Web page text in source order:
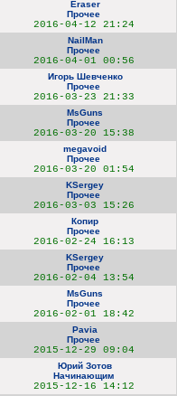
Eraser
Прочее
2016-04-12 21:24
NailMan
Прочее
2016-04-01 00:56
Игорь Шевченко
Прочее
2016-03-23 21:33
MsGuns
Прочее
2016-03-20 15:38
megavoid
Прочее
2016-03-20 01:54
KSergey
Прочее
2016-03-03 15:26
Копир
Прочее
2016-02-24 16:13
KSergey
Прочее
2016-02-04 13:54
MsGuns
Прочее
2016-02-01 18:42
Pavia
Прочее
2015-12-29 09:04
Юрий Зотов
Начинающим
2015-12-16 14:12